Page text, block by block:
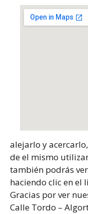
alejarlo y
de el mismo
también podrás
haciendo clic en el
Gracias por ver
Calle Tordo –